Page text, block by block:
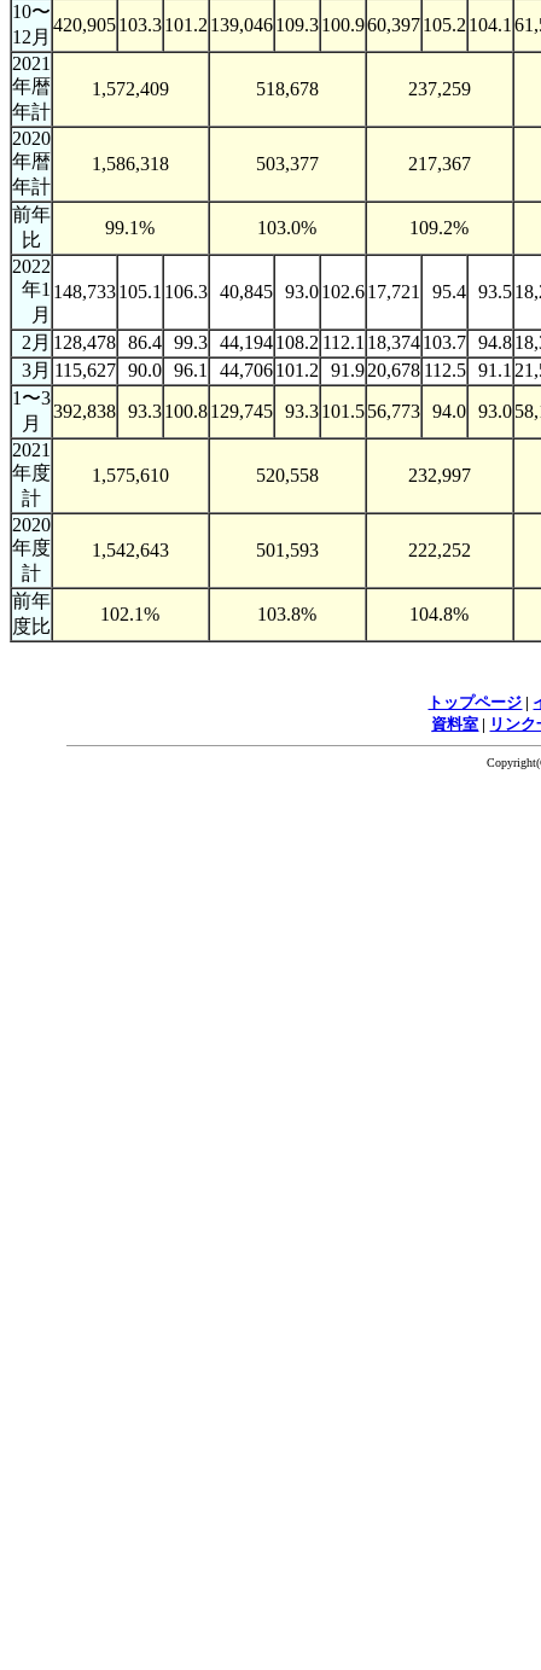
10〜
12月
420,905103.3101.2 139,046109.3100.960,397105.2 104.1
2021
年暦
年計
1,572,409 518,678 237,259
2020
年暦
年計
1,586,318 503,377 217,367
前年
比
99.1% 103.0%
109.2%
2022
年1
月
148,733105.1 106.3 40,845 93.0102.617,721 95.4 93.5
2月 128,478 86.4 99.3 44,194108.2 112.1 18,374103.7 94.8
3月 115,627 90.0 96.1 44,706101.2 91.920,678 112.5 91.1
1〜3
月
392,838 93.3100.8129,745 93.3101.556,773 94.0 93.0
2021
年度
計
1,575,610 520,558 232,997
2020
年度
計
1,542,643 501,593 222,252
前年
度比
102.1% 103.8% 104.8%
トップページ |
資料室 | リン